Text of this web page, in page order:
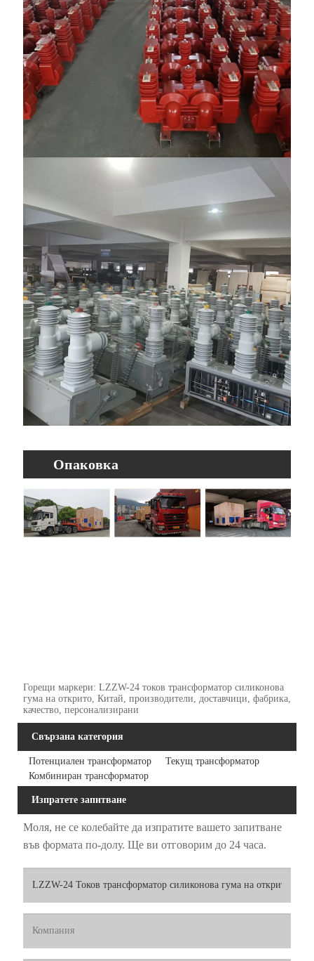
Опаковка
Горещи маркери: LZZW-24 токов трансформатор силиконова
гума на открито, Китай, производители, доставчици, фабрика,
качество, персонализирани
Свързана категория
Потенциален трансформатор
Текущ трансформатор
Комбиниран трансформатор
Изпратете запитване
Моля, не се колебайте да изпратите вашето запитване
във формата по-долу. Ще ви отговорим до 24 часа.